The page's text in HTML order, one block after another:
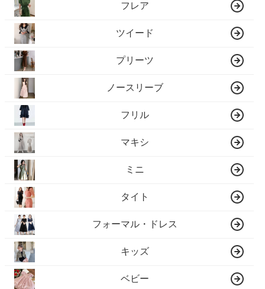
フレア
ツイード
プリーツ
ノースリーブ
フリル
マキシ
ミニ
タイト
フォーマル・ドレス
キッズ
ベビー